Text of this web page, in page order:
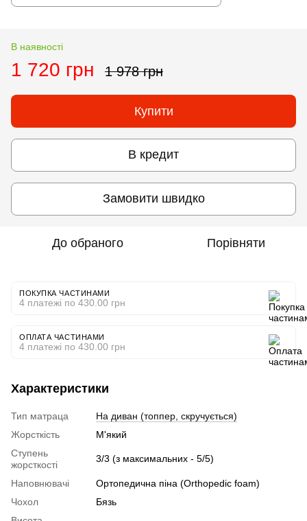
В наявності
1 720 грн 1 978 грн
Купити
В кредит
Замовити швидко
До обраного Порівняти
ПОКУПКА ЧАСТИНАМИ
4 платежі по 430.00 грн
ОПЛАТА ЧАСТИНАМИ
4 платежі по 430.00 грн
Характеристики
Тип матраца
На диван (топпер, скручується)
Жорсткість
М'який
Ступень
жорсткості
3/3 (з максимальних - 5/5)
Наповнювачі
Ортопедична піна (Orthopedic foam)
Чохол
Бязь